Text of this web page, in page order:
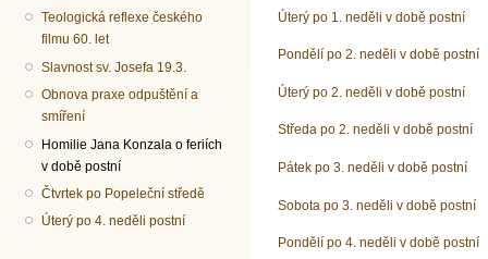
Teologická reflexe českého
filmu 60. let
Slavnost sv. Josefa 19.3.
Obnova praxe odpuštění a
smíření
Homilie Jana Konzala o feriích
v době postní
Čtvrtek po Popeleční středě
Úterý po 4. neděli postní
Úterý po 1. neděli v době postní
Pondělí po 2. neděli v době postní
Úterý po 2. neděli v době postní
Středa po 2. neděli v době postní
Pátek po 3. neděli v době postní
Sobota po 3. neděli v době postní
Pondělí po 4. neděli v době postní